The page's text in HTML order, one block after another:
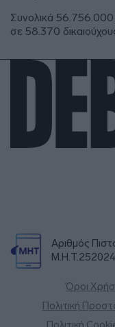
Συνολικά
σε 58.370
Αριθμός
Μ.Η.Τ.252024
Όροι
Πολιτική
Πολιτική